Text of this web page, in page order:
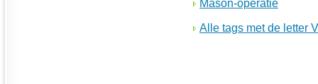
Mason-operatie
Alle tags met de letter V